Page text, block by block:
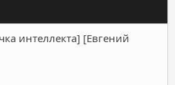
интеллекта] [Евгений